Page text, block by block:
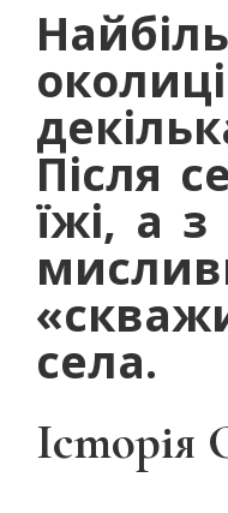
Після
їжі, а
села.
Історія